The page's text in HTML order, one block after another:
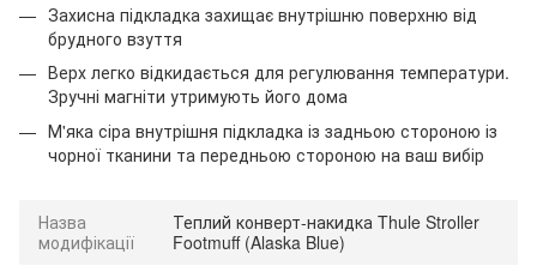
Захисна підкладка захищає внутрішню поверхню від
брудного взуття
Верх легко відкидається для регулювання температури.
Зручні магніти утримують його дома
М'яка сіра внутрішня підкладка із задньою стороною із
чорної тканини та передньою стороною на ваш вибір
Назва
модифікації
Теплий конверт-накидка Thule Stroller
Footmuff (Alaska Blue)